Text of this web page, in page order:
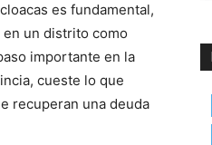
es fundamental,
un distrito como
importante en la
cueste lo que
recuperan una deuda